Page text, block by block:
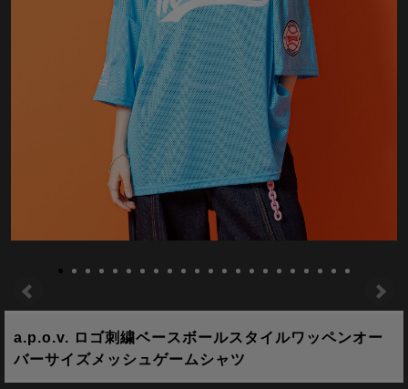
a.p.o.v. ロゴ刺繍ベースボールスタイルワッペンオー
バーサイズメッシュゲームシャツ